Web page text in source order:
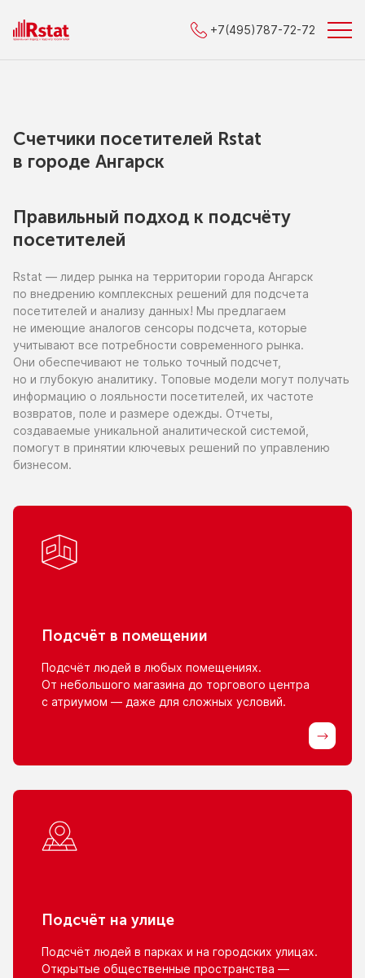
+7(495)787-72-72
Счетчики посетителей Rstat
в городe Ангарск
Правильный подход к подсчёту
посетителей
Rstat — лидер рынка на территории города Ангарск
по внедрению комплексных решений для подсчета
посетителей и анализу данных! Мы предлагаем
не имеющие аналогов сенсоры подсчета, которые
учитывают все потребности современного рынка.
Они обеспечивают не только точный подсчет,
но и глубокую аналитику. Топовые модели могут получать
информацию о лояльности посетителей, их частоте
возвратов, поле и размере одежды. Отчеты,
создаваемые уникальной аналитической системой,
помогут в принятии ключевых решений по управлению
бизнесом.
Подсчёт в помещении
Подсчёт людей в любых помещениях.
От небольшого магазина до торгового центра
с атриумом — даже для сложных условий.
Подсчёт на улице
Подсчёт людей в парках и на городских улицах.
Открытые общественные пространства —